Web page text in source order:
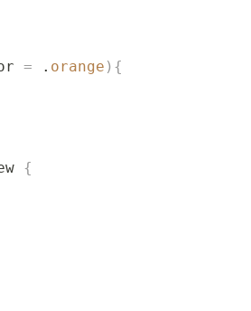
= . orange ){
{